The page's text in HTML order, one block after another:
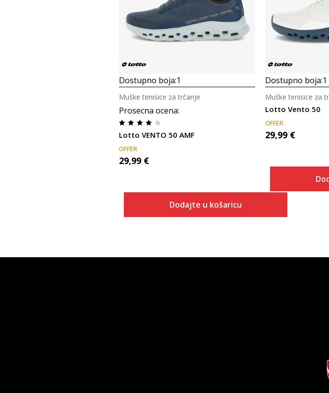
Dostupno boja:1
Prosecna ocena:
Lotto VENTO 50 AMF
Muške tenisice za trčanje
OFFER
29,99 €
Dodajte u košaricu
Dostupno boja:1
Lotto Vento 50
Muške tenisice za
OFFER
29,99 €